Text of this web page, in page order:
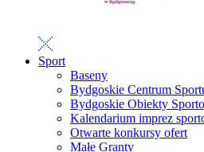
Sport
Baseny
Bydgoskie Centrum
Bydgoskie Obiekty
Kalendarium imprez
Otwarte konkursy ofert
Małe Granty